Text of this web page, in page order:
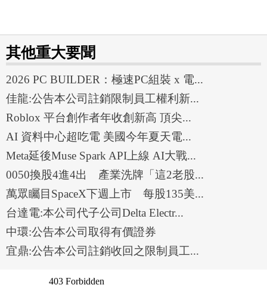
其他重大要聞
2026 PC BUILDER：極速PC組裝 x 電...
佳龍:公告本公司註銷限制員工權利新...
Roblox 平台創作者年收創新高 頂尖...
AI 資料中心超吃電 美國今年夏天電...
Meta延後Muse Spark API上線 AI大戰...
0050換股4進4出 產業洗牌「這2老股...
萬眾矚目SpaceX下週上市 每股135美...
台達電:本公司代子公司Delta Electr...
中環:公告本公司取得有價證券
宜鼎:公告本公司註銷收回之限制員工...